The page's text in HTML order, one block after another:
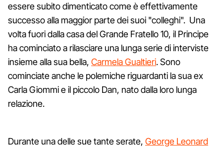
essere subito dimenticato come è effettivamente
successo alla maggior parte dei suoi "colleghi". Una
volta fuori dalla casa del Grande Fratello 10, il Principe
ha cominciato a rilasciare una lunga serie di interviste
insieme alla sua bella, Carmela Gualtieri. Sono
cominciate anche le polemiche riguardanti la sua ex
Carla Giommi e il piccolo Dan, nato dalla loro lunga
relazione.
Durante una delle sue tante serate, George Leonard